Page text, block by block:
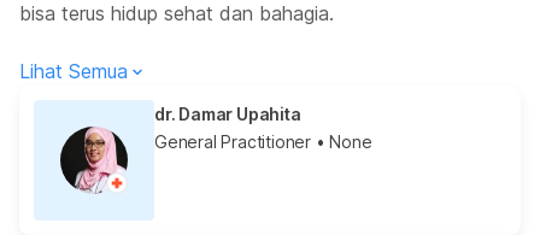
bisa terus hidup sehat dan bahagia.
Lihat Semua
dr. Damar Upahita
General Practitioner • None